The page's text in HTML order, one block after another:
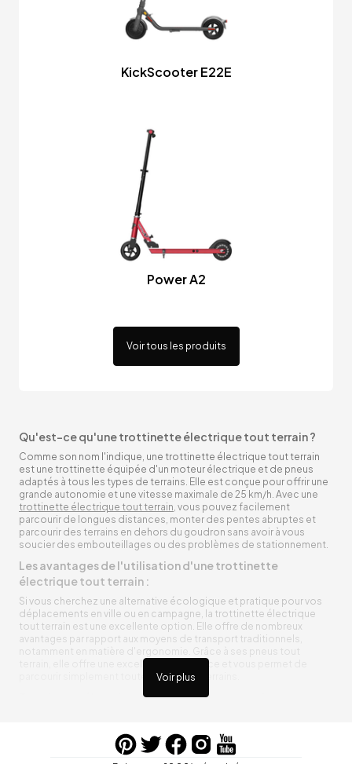
KickScooter E22E
Power A2
Voir tous les produits
Voir plus
Qu'est-ce qu'une trottinette électrique tout terrain ?
Comme son nom l'indique, une trottinette électrique tout terrain
est une trottinette équipée d'un moteur électrique et de pneus
adaptés à tous les types de terrains. Elle est conçue pour offrir une
grande autonomie et une vitesse maximale de 25 km/h. Avec une
trottinette électrique tout terrain, vous pouvez facilement
parcourir de longues distances, monter des pentes abruptes et
parcourir des terrains en dehors du goudron sans avoir à vous
soucier des embouteillages ou des problèmes de stationnement.
Les avantages de l'utilisation d'une trottinette
électrique tout terrain :
Si vous cherchez une alternative écologique et pratique pour vos
déplacements en ville ou en campagne, la trottinette électrique
tout terrain est une excellente option. Elle offre de nombreux
avantages par rapport aux moyens de transport traditionnels,
notamment en matière d'ergonomie. Grâce à ses pneus tout
terrain, elle offre une excellente adhérence et vous permet de
parcourir simplement toutes sortes de terrains.
Trottinette électrique tout terrain ergonomique
entre vos trajets, vous n’aurez pas à vous soucier de l’état de sa
batterie. De plus, elle est équipée de pneus résistants qui peuvent